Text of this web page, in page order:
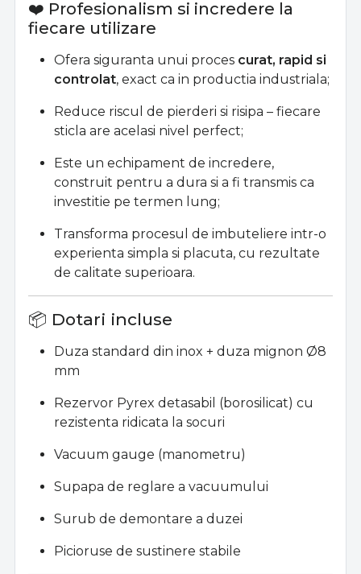
❤️ Profesionalism si incredere la
fiecare utilizare
Ofera siguranta unui proces curat, rapid si
controlat, exact ca in productia industriala;
Reduce riscul de pierderi si risipa – fiecare
sticla are acelasi nivel perfect;
Este un echipament de incredere,
construit pentru a dura si a fi transmis ca
investitie pe termen lung;
Transforma procesul de imbuteliere intr-o
experienta simpla si placuta, cu rezultate
de calitate superioara.
📦 Dotari incluse
Duza standard din inox + duza mignon Ø8
mm
Rezervor Pyrex detasabil (borosilicat) cu
rezistenta ridicata la socuri
Vacuum gauge (manometru)
Supapa de reglare a vacuumului
Surub de demontare a duzei
Picioruse de sustinere stabile